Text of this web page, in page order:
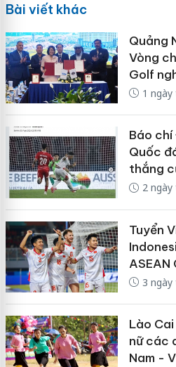
Bài viết khác
Quảng
Vòng
Golf
1
Báo chí
Quốc
thắng
2
Tuyển
ASEAN
3
Lào
nữ các
Nam -